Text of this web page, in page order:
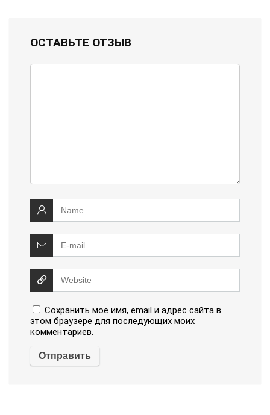
ОСТАВЬТЕ ОТЗЫВ
Сохранить моё имя, email и адрес сайта в
этом браузере для последующих моих
комментариев.